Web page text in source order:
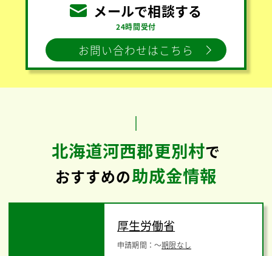
メールで相談する
24時間受付
お問い合わせはこちら
北海道河西郡更別村で
おすすめの助成金情報
厚生労働省
申請期間：〜期限なし